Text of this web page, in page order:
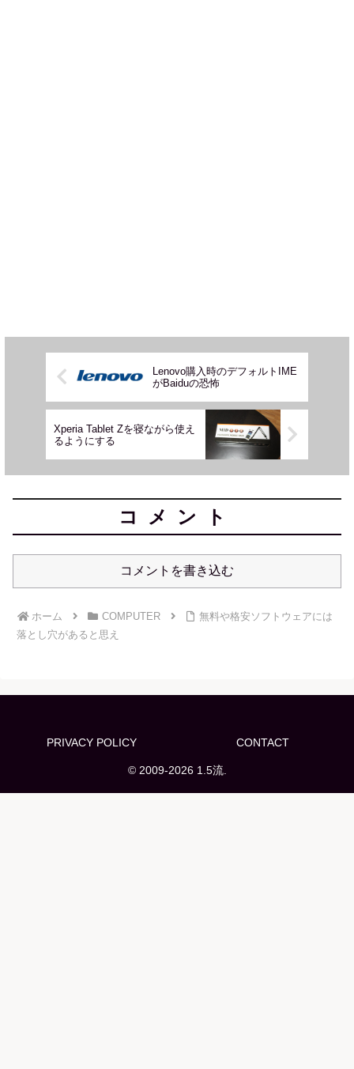
Lenovo購入時のデフォルトIME
がBaiduの恐怖
Xperia Tablet Zを寝ながら使え
るようにする
コメント
コメントを書き込む
ホーム COMPUTER
無料や格安ソフトウェアには
落とし穴があると思え
PRIVACY POLICY CONTACT
© 2009-2026 1.5流.